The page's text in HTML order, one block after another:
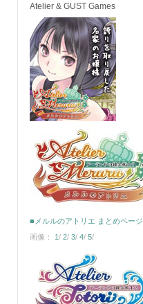
Atelier & GUST Games
■メルルのアトリエ まとめページ
画像： 1/ 2/ 3/ 4/ 5/